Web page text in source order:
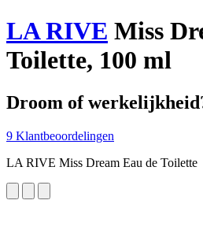
LA RIVE Miss
Toilette, 100 ml
Droom of
9 Klantbeoordelingen
LA RIVE Miss Dream Eau de Toilette